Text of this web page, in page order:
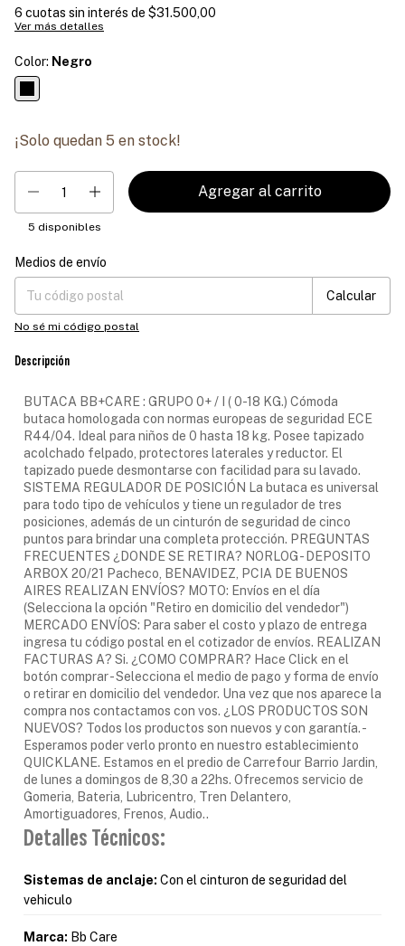
6 cuotas sin interés de $31.500,00
Ver más detalles
Color: Negro
¡Solo quedan 5 en stock!
5 disponibles
Entregas para el CP:
Medios de envío
Calcular
No sé mi código postal
Descripción
BUTACA BB+CARE : GRUPO 0+ / I ( 0-18 KG.) Cómoda
butaca homologada con normas europeas de seguridad ECE
R44/04. Ideal para niños de 0 hasta 18 kg. Posee tapizado
acolchado felpado, protectores laterales y reductor. El
tapizado puede desmontarse con facilidad para su lavado.
SISTEMA REGULADOR DE POSICIÓN La butaca es universal
para todo tipo de vehículos y tiene un regulador de tres
posiciones, además de un cinturón de seguridad de cinco
puntos para brindar una completa protección. PREGUNTAS
FRECUENTES ¿DONDE SE RETIRA? NORLOG - DEPOSITO
ARBOX 20/21 Pacheco, BENAVIDEZ, PCIA DE BUENOS
AIRES REALIZAN ENVÍOS? MOTO: Envíos en el día
(Selecciona la opción "Retiro en domicilio del vendedor")
MERCADO ENVÍOS: Para saber el costo y plazo de entrega
ingresa tu código postal en el cotizador de envíos. REALIZAN
FACTURAS A? Si. ¿COMO COMPRAR? Hace Click en el
botón comprar - Selecciona el medio de pago y forma de envío
o retirar en domicilio del vendedor. Una vez que nos aparece la
compra nos contactamos con vos. ¿LOS PRODUCTOS SON
NUEVOS? Todos los productos son nuevos y con garantía. -
Esperamos poder verlo pronto en nuestro establecimiento
QUICKLANE. Estamos en el predio de Carrefour Barrio Jardin,
de lunes a domingos de 8,30 a 22hs. Ofrecemos servicio de
Gomeria, Bateria, Lubricentro, Tren Delantero,
Amortiguadores, Frenos, Audio..
Detalles Técnicos:
Sistemas de anclaje: Con el cinturon de seguridad del
vehiculo
Marca: Bb Care